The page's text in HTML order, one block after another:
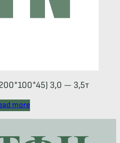
3,0 — 3,5т
more